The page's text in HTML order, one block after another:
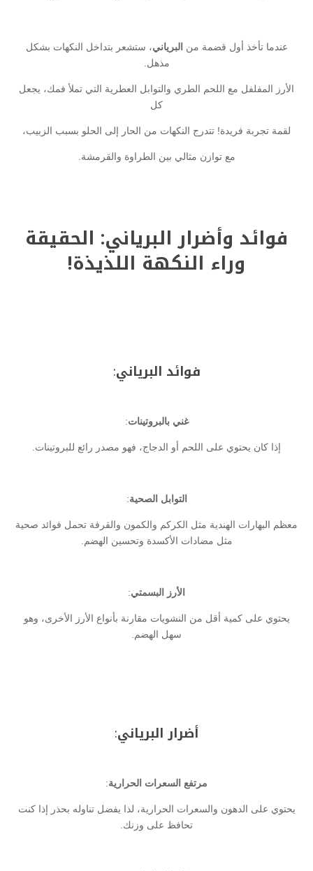
عندما تأخذ أول قضمة من البرياني، ستشعر بتداخل النكهات بشكل
مذهل.
الأرز المفلفل مع اللحم الطري والتوابل العطرية التي تملأ فمك، يجعل
كل
لقمة تجربة فريدة! تتدرج النكهات من الحار إلى الحلو بسبب الزبيب،
مع توازن مثالي بين الطراوة والقرمشة.
فوائد وأضرار البرياني: الحقيقة
وراء النكهة اللذيذة!
فوائد البرياني:
غني بالبروتينات:
إذا كان يحتوي على اللحم أو الدجاج، فهو مصدر رائع للبروتينات.
التوابل الصحية:
معظم البهارات الهندية مثل الكركم والكمون والقرفة تحمل فوائد صحية
مثل مضادات الأكسدة وتحسين الهضم.
الأرز البسمتي:
يحتوي على كمية أقل من النشويات مقارنة بأنواع الأرز الأخرى، وهو
سهل الهضم.
أضرار البرياني:
مرتفع السعرات الحرارية:
يحتوي على الدهون والسعرات الحرارية، لذا يفضل تناوله بحذر إذا كنت
تحافظ على وزنك.